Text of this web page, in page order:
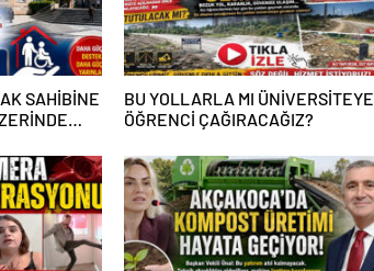
SAHİBİNE
BU YOLLARLA MI ÜNİVERSİTEYE
ÖĞRENCİ ÇAĞIRACAĞIZ?